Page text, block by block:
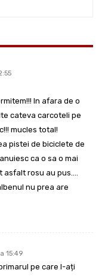
In afara de o
cateva carcoteli pe
mucles total!
pistei de biciclete de
ca o sa o mai
asfalt rosu au pus….
nu prea are
15:49
pe care l-ați